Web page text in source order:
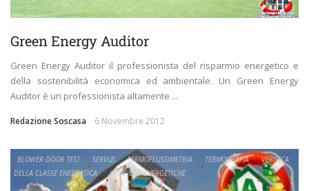
Green Energy Auditor
Green Energy Auditor il professionista del risparmio energetico e
della sostenibilità economica ed ambientale. Un Green Energy
Auditor è un professionista altamente ...
Redazione Soscasa 6 Novembre 2012
BLOWER DOOR TEST SERVIZI TERMOFLUSSIMETRIA TERMOGRAFIA
VERIFICA
DELLA CLASSE ENERGETICA
VERIFICHE ENERGETICHE